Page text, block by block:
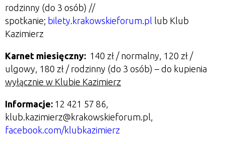
rodzinny (do 3 osób) //
spotkanie; bilety.krakowskieforum.pl lub Klub
Kazimierz
Karnet miesięczny: 140 zł / normalny, 120 zł /
ulgowy, 180 zł / rodzinny (do 3 osób) – do kupienia
wyłącznie w Klubie Kazimierz
Informacje: 12 421 57 86,
klub.kazimierz@krakowskieforum.pl,
facebook.com/klubkazimierz